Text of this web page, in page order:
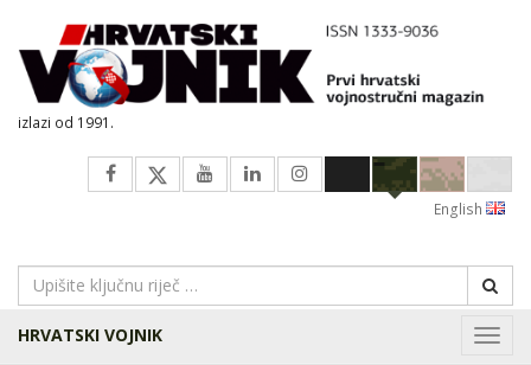
izlazi od 1991.
English
HRVATSKI VOJNIK